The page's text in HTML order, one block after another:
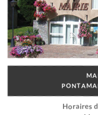
Horaires